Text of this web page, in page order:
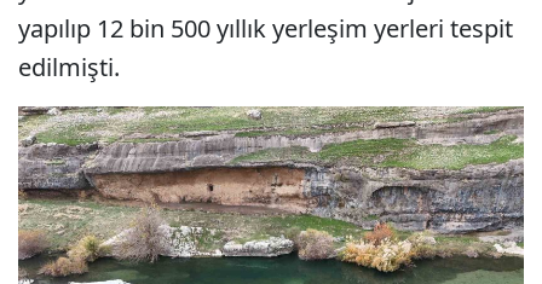
yapılıp 12 bin 500 yıllık yerleşim yerleri tespit
edilmişti.